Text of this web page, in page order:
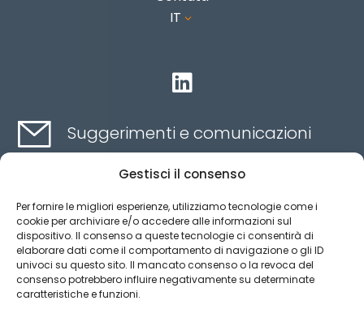
Gestisci il consenso
Per fornire le migliori esperienze, utilizziamo tecnologie come i
cookie per archiviare e/o accedere alle informazioni sul
dispositivo. Il consenso a queste tecnologie ci consentirà di
elaborare dati come il comportamento di navigazione o gli ID
univoci su questo sito. Il mancato consenso o la revoca del
consenso potrebbero influire negativamente su determinate
caratteristiche e funzioni.
IT 3

Suggerimenti e comunicazioni
Canale etico